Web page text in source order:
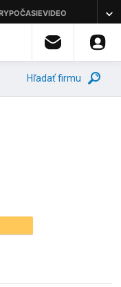
Hľadať firmu